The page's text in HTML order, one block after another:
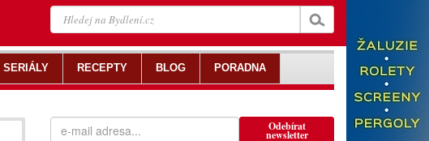
Odebírat
newsletter
SERIÁLY RECEPTY BLOG PORADNA